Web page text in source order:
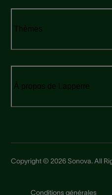
Thèmes
À propos de Lapperre
Copyright © 2026 Sonova. All
Conditions générales